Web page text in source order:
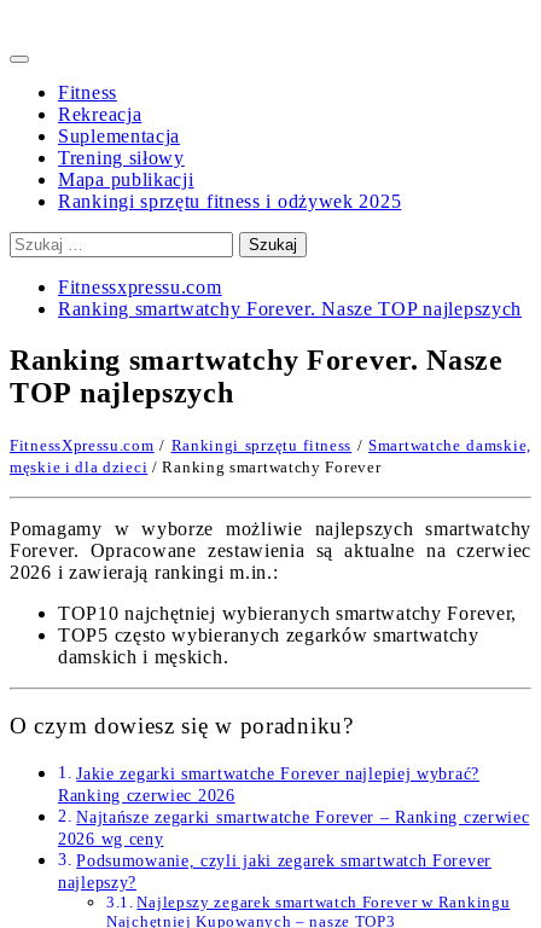
Primary
Fitness
Rekreacja
Suplementacja
Trening siłowy
Mapa publikacji
Rankingi sprzętu fitness i odżywek 2025
Szukaj:
Fitnessxpressu.com
Ranking smartwatchy Forever. Nasze TOP najlepszych
Ranking smartwatchy Forever. Nasze
TOP najlepszych
FitnessXpressu.com / Rankingi sprzętu fitness /Smartwatche damskie,
męskie i dla dzieci / Ranking smartwatchy Forever
Pomagamy w wyborze możliwie najlepszych smartwatchy
Forever. Opracowane zestawienia są aktualne na czerwiec
2026 i zawierają rankingi m.in.:
TOP10 najchętniej wybieranych smartwatchy Forever,
TOP5 często wybieranych zegarków smartwatchy
damskich i męskich.
O czym dowiesz się w poradniku?
Jakie zegarki smartwatche Forever najlepiej wybrać?
Ranking czerwiec 2026
Najtańsze zegarki smartwatche Forever – Ranking czerwiec
2026 wg ceny
Podsumowanie, czyli jaki zegarek smartwatch Forever
najlepszy?
Najlepszy zegarek smartwatch Forever w Rankingu
Najchętniej Kupowanych – nasze TOP3